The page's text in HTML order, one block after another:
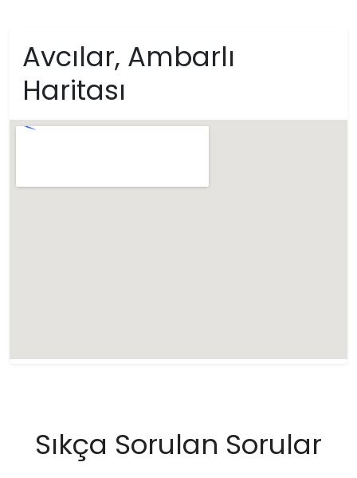
Avcılar, Ambarlı
Haritası
Sıkça Sorulan Sorular